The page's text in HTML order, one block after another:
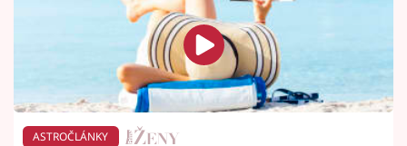
ASTROČLÁNKY